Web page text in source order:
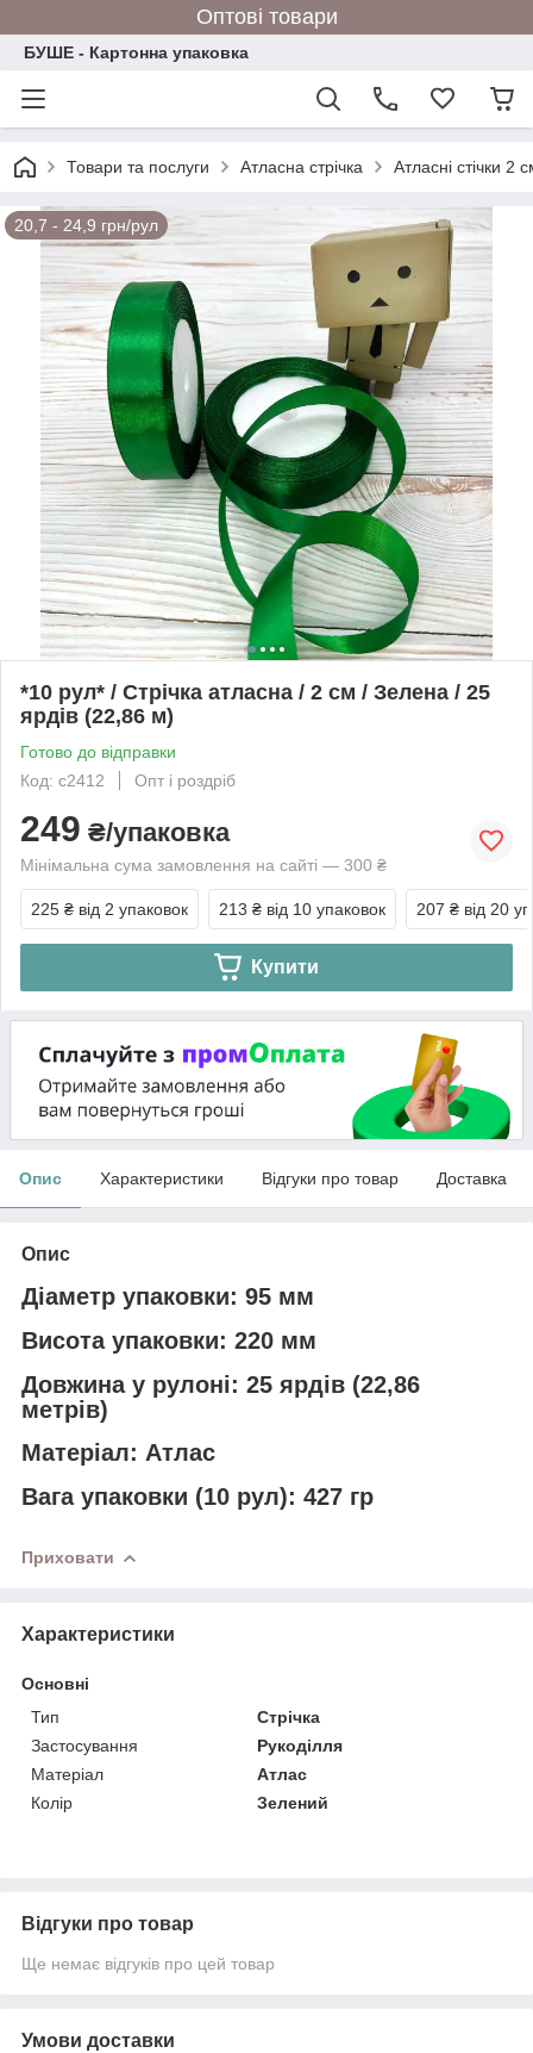
Оптові товари
БУШЕ - Картонна упаковка
Товари та послуги Атласна стрічка Атласні стічки 2
20,7 - 24,9 грн/рул
*10 рул* / Стрічка атласна / 2 см / Зелена / 25
ярдів (22,86 м)
Готово до відправки
Код: с2412
Опт і роздріб
249 ₴/упаковка
Мінімальна сума замовлення на сайті — 300 ₴
225 ₴ від 2 упаковок 213 ₴ від 10 упаковок 207 ₴ від 20
Купити
Опис Характеристики Відгуки про товар Доставка
Опис
Діаметр упаковки: 95 мм
Висота упаковки: 220 мм
Довжина у рулоні: 25 ярдів (22,86
метрів)
Матеріал: Атлас
Вага упаковки (10 рул): 427 гр
Приховати
Характеристики
Основні
Тип
Стрічка
Застосування
Рукоділля
Матеріал
Атлас
Колір
Зелений
Відгуки про товар
Ще немає відгуків про цей товар
Умови доставки